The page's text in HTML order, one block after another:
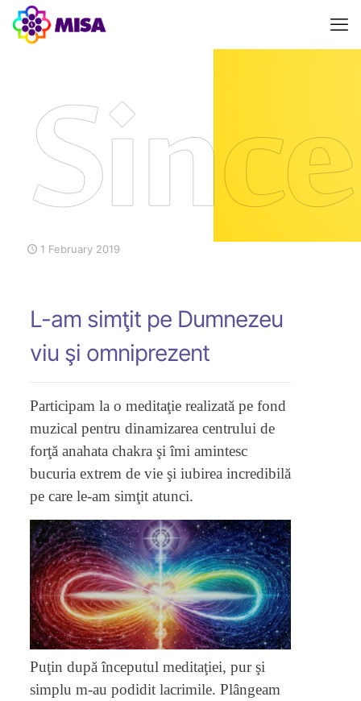
1 February 2019
L-am simţit pe Dumnezeu
viu şi omniprezent
Participam la o meditaţie realizată pe fond
muzical pentru dinamizarea centrului de
forţă anahata chakra şi îmi amintesc
bucuria extrem de vie şi iubirea incredibilă
pe care le-am simţit atunci.
Puţin după începutul meditaţiei, pur şi
simplu m-au podidit lacrimile. Plângeam